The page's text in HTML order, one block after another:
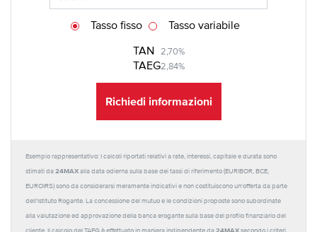
TAN 2,70%
TAEG2,84%
Tasso fisso Tasso variabile
Richiedi informazioni
Esempio rappresentativo: I calcoli riportati relativi a rate, interessi, capitale e durata sono
stimati da 24MAX alla data odierna sulla base dei tassi di riferimento (EURIBOR, BCE,
EUROIRS) sono da considerarsi meramente indicativi e non costituiscono un'offerta da parte
dell'Istituto Rogante. La concessione del mutuo e le condizioni proposte sono subordinate
alla valutazione ed approvazione della banca erogante sulla base del profilo finanziario del